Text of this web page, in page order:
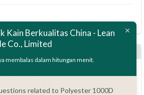
Kain Berkualitas China - Lean
Co., Limited
membalas dalam hitungan menit.
related to Polyester 1000D